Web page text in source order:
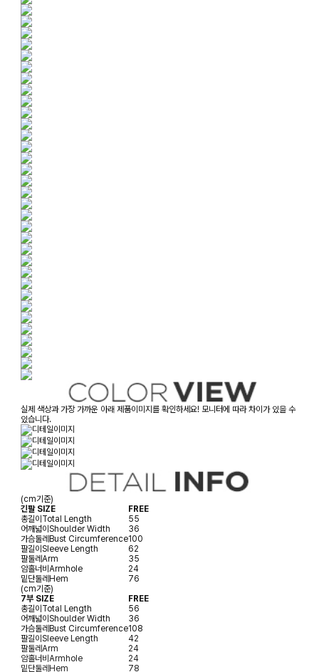
실제 색상과 가장 가까운 아래 제품이미지를 확인하세요! 모니터에 따라 차이가 있을 수
있습니다.
(cm기준)
긴팔 SIZE
FREE
총길이Total Length
55
어깨넓이Shoulder Width
36
가슴둘레Bust Circumference100
팔길이Sleeve Length
62
팔둘레Arm
35
암홀너비Armhole
24
밑단둘레Hem
76
(cm기준)
7부 SIZE
FREE
총길이Total Length
56
어깨넓이Shoulder Width
36
가슴둘레Bust Circumference108
팔길이Sleeve Length
42
팔둘레Arm
24
암홀너비Armhole
24
밑단둘레Hem 78